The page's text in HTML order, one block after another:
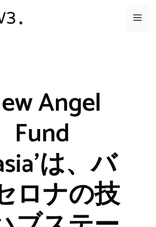
メ
Angel
Fund
は、バ
ロナの技